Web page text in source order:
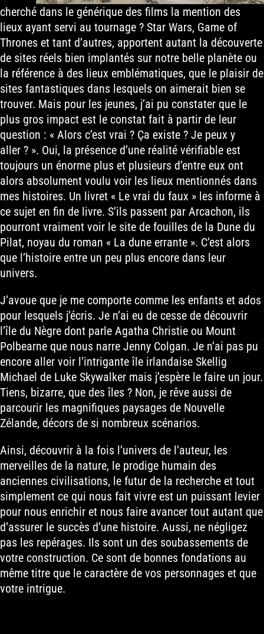
cherché dans le générique des films la mention des
lieux ayant servi au tournage ? Star Wars, Game of
Thrones et tant d’autres, apportent autant la découverte
de sites réels bien implantés sur notre belle planète ou
la référence à des lieux emblématiques, que le plaisir de
sites fantastiques dans lesquels on aimerait bien se
trouver. Mais pour les jeunes, j’ai pu constater que le
plus gros impact est le constat fait à partir de leur
question : « Alors c’est vrai ? Ça existe ? Je peux y
aller ? ». Oui, la présence d’une réalité vérifiable est
toujours un énorme plus et plusieurs d’entre eux ont
alors absolument voulu voir les lieux mentionnés dans
mes histoires. Un livret « Le vrai du faux » les informe à
ce sujet en fin de livre. S’ils passent par Arcachon, ils
pourront vraiment voir le site de fouilles de la Dune du
Pilat, noyau du roman « La dune errante ». C’est alors
que l’histoire entre un peu plus encore dans leur
univers.
J’avoue que je me comporte comme les enfants et ados
pour lesquels j’écris. Je n’ai eu de cesse de découvrir
l’île du Nègre dont parle Agatha Christie ou Mount
Polbearne que nous narre Jenny Colgan. Je n’ai pas pu
encore aller voir l’intrigante île irlandaise Skellig
Michael de Luke Skywalker mais j’espère le faire un jour.
Tiens, bizarre, que des îles ? Non, je rêve aussi de
parcourir les magnifiques paysages de Nouvelle
Zélande, décors de si nombreux scénarios.
Ainsi, découvrir à la fois l’univers de l’auteur, les
merveilles de la nature, le prodige humain des
anciennes civilisations, le futur de la recherche et tout
simplement ce qui nous fait vivre est un puissant levier
pour nous enrichir et nous faire avancer tout autant que
d’assurer le succès d’une histoire. Aussi, ne négligez
pas les repérages. Ils sont un des soubassements de
votre construction. Ce sont de bonnes fondations au
même titre que le caractère de vos personnages et que
votre intrigue.